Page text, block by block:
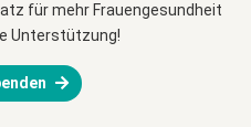
für mehr Frauengesundheit
Unterstützung!